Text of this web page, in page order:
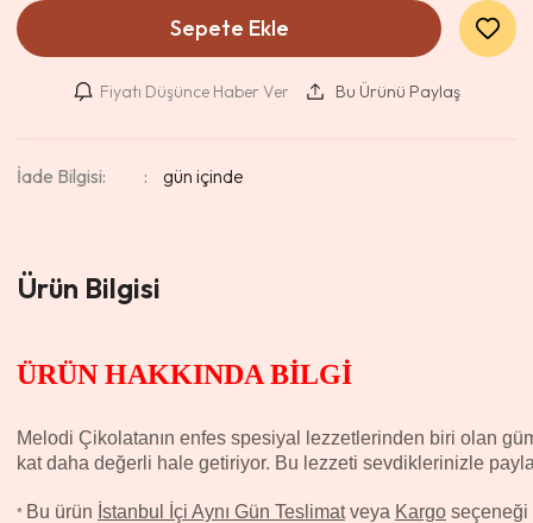
Sepete Ekle
Fiyatı Düşünce Haber Ver Bu Ürünü Paylaş
İade Bilgisi:
Ürün Bilgisi
ÜRÜN HAKKINDA BİLGİ
Melodi Çikolatanın enfes spesiyal lezzetlerinden biri olan
kat daha değerli hale getiriyor. Bu lezzeti sevdiklerinizle
* Bu ürün İstanbul İçi Aynı Gün Teslimatveya Kargo seçeneği